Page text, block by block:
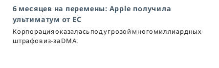
6 месяцев на перемены: Apple получила
ультиматум от ЕС
Корпорация оказалась под угрозой многомиллиардных
штрафов из-за DMA.